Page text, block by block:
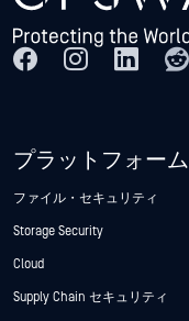
プラットフォーム
ファイル・セキュリティ
Storage Security
Cloud
Supply Chain セキュリティ